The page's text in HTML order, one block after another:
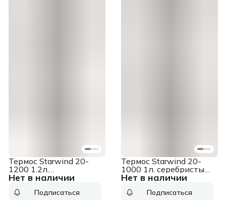
Нет в наличии
Термос Starwind 20-
1200 1.2л.
серебристый/красный
Подписаться
Нет в наличии
Термос Starwind 20-
1000 1л. серебристый/
красный картонная
Подписаться